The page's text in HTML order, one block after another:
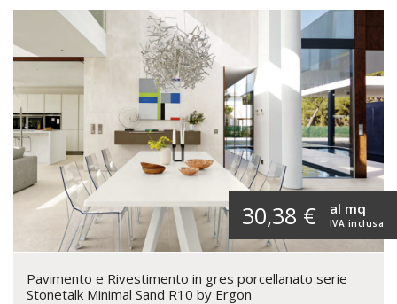
30,38 € IVA inclusa
al mq
Pavimento e Rivestimento in gres porcellanato serie
Stonetalk Minimal Sand R10 by Ergon